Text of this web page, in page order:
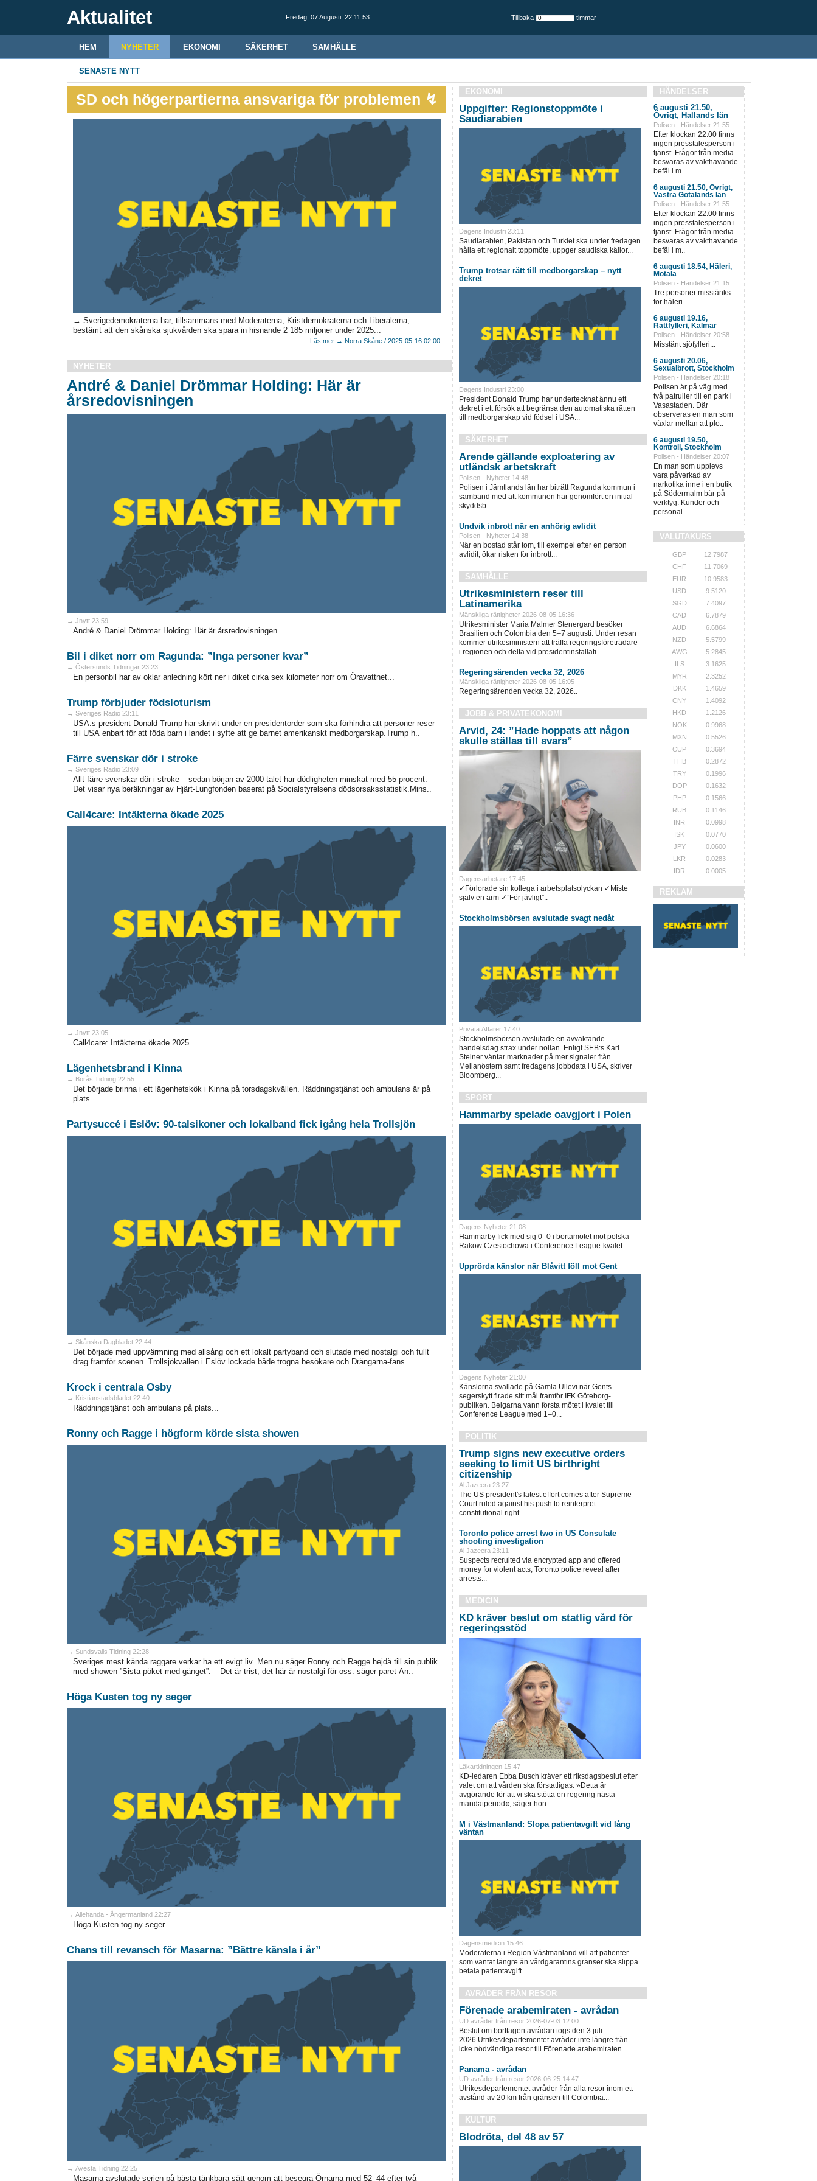
Aktualitet Fredag, 07 Augusti, 22:11:54 Tillbaka timmar
HEM NYHETER EKONOMI SÄKERHET SAMHÄLLE
SENASTE NYTT
SD och högerpartierna ansvariga för problemen ↯
→ Sverigedemokraterna har, tillsammans med Moderaterna, Kristdemokraterna och Liberalerna,
bestämt att den skånska sjukvården ska spara in hisnande 2 185 miljoner under 2025...
Läs mer → Norra Skåne / 2025-05-16 02:00
NYHETER
André & Daniel Drömmar Holding: Här är
årsredovisningen
→ Jnytt 23:59
André & Daniel Drömmar Holding: Här är årsredovisningen..
Bil i diket norr om Ragunda: ”Inga personer kvar”
→ Östersunds Tidningar 23:23
En personbil har av oklar anledning kört ner i diket cirka sex kilometer norr om Öravattnet...
Trump förbjuder födsloturism
→ Sveriges Radio 23:11
USA:s president Donald Trump har skrivit under en presidentorder som ska förhindra att personer reser
till USA enbart för att föda barn i landet i syfte att ge barnet amerikanskt medborgarskap.Trump h..
Färre svenskar dör i stroke
→ Sveriges Radio 23:09
Allt färre svenskar dör i stroke – sedan början av 2000-talet har dödligheten minskat med 55 procent.
Det visar nya beräkningar av Hjärt-Lungfonden baserat på Socialstyrelsens dödsorsaksstatistik.Mins..
Call4care: Intäkterna ökade 2025
→ Jnytt 23:05
Call4care: Intäkterna ökade 2025..
Lägenhetsbrand i Kinna
→ Borås Tidning 22:55
Det började brinna i ett lägenhetskök i Kinna på torsdagskvällen. Räddningstjänst och ambulans är på
plats...
Partysuccé i Eslöv: 90-talsikoner och lokalband fick igång hela Trollsjön
→ Skånska Dagbladet 22:44
Det började med uppvärmning med allsång och ett lokalt partyband och slutade med nostalgi och fullt
drag framför scenen. Trollsjökvällen i Eslöv lockade både trogna besökare och Drängarna-fans...
Krock i centrala Osby
→ Kristianstadsbladet 22:40
Räddningstjänst och ambulans på plats...
Ronny och Ragge i högform körde sista showen
→ Sundsvalls Tidning 22:28
Sveriges mest kända raggare verkar ha ett evigt liv. Men nu säger Ronny och Ragge hejdå till sin publik
med showen ”Sista pöket med gänget”. – Det är trist, det här är nostalgi för oss. säger paret An..
Höga Kusten tog ny seger
→ Allehanda - Ångermanland 22:27
Höga Kusten tog ny seger..
Chans till revansch för Masarna: ”Bättre känsla i år”
→ Avesta Tidning 22:25
Masarna avslutade serien på bästa tänkbara sätt genom att besegra Örnarna med 52–44 efter två
EKONOMI
Uppgifter: Regionstoppmöte i
Saudiarabien
Dagens Industri 23:11
Saudiarabien, Pakistan och Turkiet ska under fredagen
hålla ett regionalt toppmöte, uppger saudiska källor...
Trump trotsar rätt till medborgarskap – nytt
dekret
Dagens Industri 23:00
President Donald Trump har undertecknat ännu ett
dekret i ett försök att begränsa den automatiska rätten
till medborgarskap vid födsel i USA...
SÄKERHET
Ärende gällande exploatering av
utländsk arbetskraft
Polisen - Nyheter 14:48
Polisen i Jämtlands län har biträtt Ragunda kommun i
samband med att kommunen har genomfört en initial
skyddsb..
Undvik inbrott när en anhörig avlidit
Polisen - Nyheter 14:38
När en bostad står tom, till exempel efter en person
avlidit, ökar risken för inbrott...
SAMHÄLLE
Utrikesministern reser till
Latinamerika
Mänskliga rättigheter 2026-08-05 16:36
Utrikesminister Maria Malmer Stenergard besöker
Brasilien och Colombia den 5–7 augusti. Under resan
kommer utrikesministern att träffa regeringsföreträdare
i regionen och delta vid presidentinstallati..
Regeringsärenden vecka 32, 2026
Mänskliga rättigheter 2026-08-05 16:05
Regeringsärenden vecka 32, 2026..
JOBB & PRIVATEKONOMI
Arvid, 24: ”Hade hoppats att någon
skulle ställas till svars”
Dagensarbetare 17:45
✓Förlorade sin kollega i arbetsplatsolyckan ✓Miste
själv en arm ✓”För jävligt”..
Stockholmsbörsen avslutade svagt nedåt
Privata Affärer 17:40
Stockholmsbörsen avslutade en avvaktande
handelsdag strax under nollan. Enligt SEB:s Karl
Steiner väntar marknader på mer signaler från
Mellanöstern samt fredagens jobbdata i USA, skriver
Bloomberg...
SPORT
Hammarby spelade oavgjort i Polen
Dagens Nyheter 21:08
Hammarby fick med sig 0–0 i bortamötet mot polska
Rakow Czestochowa i Conference League-kvalet...
Upprörda känslor när Blåvitt föll mot Gent
Dagens Nyheter 21:00
Känslorna svallade på Gamla Ullevi när Gents
segerskytt firade sitt mål framför IFK Göteborg-
publiken. Belgarna vann första mötet i kvalet till
Conference League med 1–0...
POLITIK
Trump signs new executive orders
seeking to limit US birthright
citizenship
Al Jazeera 23:27
The US president's latest effort comes after Supreme
Court ruled against his push to reinterpret
constitutional right...
Toronto police arrest two in US Consulate
shooting investigation
Al Jazeera 23:11
Suspects recruited via encrypted app and offered
money for violent acts, Toronto police reveal after
arrests...
MEDICIN
KD kräver beslut om statlig vård för
regeringsstöd
Läkartidningen 15:47
KD-ledaren Ebba Busch kräver ett riksdagsbeslut efter
valet om att vården ska förstatligas. »Detta är
avgörande för att vi ska stötta en regering nästa
mandatperiod«, säger hon...
M i Västmanland: Slopa patientavgift vid lång
väntan
Dagensmedicin 15:46
Moderaterna i Region Västmanland vill att patienter
som väntat längre än vårdgarantins gränser ska slippa
betala patientavgift...
AVRÅDER FRÅN RESOR
Förenade arabemiraten - avrådan
UD avråder från resor 2026-07-03 12:00
Beslut om borttagen avrådan togs den 3 juli
2026.Utrikesdepartementet avråder inte längre från
icke nödvändiga resor till Förenade arabemiraten...
Panama - avrådan
UD avråder från resor 2026-06-25 14:47
Utrikesdepartementet avråder från alla resor inom ett
avstånd av 20 km från gränsen till Colombia...
KULTUR
Blodröta, del 48 av 57
HÄNDELSER
6 augusti 21.50,
Övrigt, Hallands län
Polisen - Händelser 21:55
Efter klockan 22:00 finns
ingen presstalesperson i
tjänst. Frågor från media
besvaras av vakthavande
befäl i m..
6 augusti 21.50, Övrigt,
Västra Götalands län
Polisen - Händelser 21:55
Efter klockan 22:00 finns
ingen presstalesperson i
tjänst. Frågor från media
besvaras av vakthavande
befäl i m..
6 augusti 18.54, Häleri,
Motala
Polisen - Händelser 21:15
Tre personer misstänks
för häleri...
6 augusti 19.16,
Rattfylleri, Kalmar
Polisen - Händelser 20:58
Misstänt sjöfylleri...
6 augusti 20.06,
Sexualbrott, Stockholm
Polisen - Händelser 20:18
Polisen är på väg med
två patruller till en park i
Vasastaden. Där
observeras en man som
växlar mellan att plo..
6 augusti 19.50,
Kontroll, Stockholm
Polisen - Händelser 20:07
En man som upplevs
vara påverkad av
narkotika inne i en butik
på Södermalm bär på
verktyg. Kunder och
personal..
VALUTAKURS
GBP
12.7987
CHF
11.7069
EUR
10.9583
USD
9.5120
SGD
7.4097
CAD
6.7879
AUD
6.6864
NZD
5.5799
AWG
5.2845
ILS
3.1625
MYR
2.3252
DKK
1.4659
CNY
1.4092
HKD
1.2126
NOK
0.9968
MXN
0.5526
CUP
0.3694
THB
0.2872
TRY
0.1996
DOP
0.1632
PHP
0.1566
RUB
0.1146
INR
0.0998
ISK
0.0770
JPY
0.0600
LKR
0.0283
IDR
0.0005
REKLAM